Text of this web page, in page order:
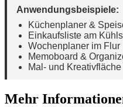
Anwendungsbeispiele:
Küchenplaner &
Einkaufsliste am
Wochenplaner im Flur
Memoboard &
Mal- und
Mehr